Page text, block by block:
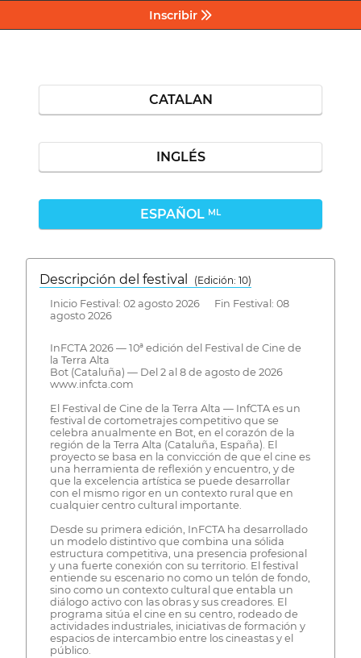
Inscribir
CATALAN
INGLÉS
ESPAÑOL ML
Descripción del festival
( Edición: 10)
Inicio Festival: 02 agosto 2026 Fin Festival: 08
agosto 2026
InFCTA 2026 — 10ª edición del Festival de Cine de
la Terra Alta
Bot (Cataluña) — Del 2 al 8 de agosto de 2026
www.infcta.com
El Festival de Cine de la Terra Alta — InfCTA es un
festival de cortometrajes competitivo que se
celebra anualmente en Bot, en el corazón de la
región de la Terra Alta (Cataluña, España). El
proyecto se basa en la convicción de que el cine es
una herramienta de reflexión y encuentro, y de
que la excelencia artística se puede desarrollar
con el mismo rigor en un contexto rural que en
cualquier centro cultural importante.
Desde su primera edición, InFCTA ha desarrollado
un modelo distintivo que combina una sólida
estructura competitiva, una presencia profesional
y una fuerte conexión con su territorio. El festival
entiende su escenario no como un telón de fondo,
sino como un contexto cultural que entabla un
diálogo activo con las obras y sus creadores. El
programa sitúa el cine en su centro, rodeado de
actividades industriales, iniciativas de formación y
espacios de intercambio entre los cineastas y el
público.